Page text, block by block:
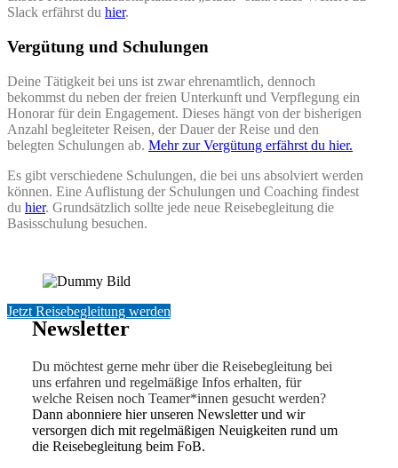
Slack erfährst du hier.
Vergütung und Schulungen
Deine Tätigkeit bei uns ist zwar ehrenamtlich, dennoch
bekommst du neben der freien Unterkunft und Verpflegung ein
Honorar für dein Engagement. Dieses hängt von der bisherigen
Anzahl begleiteter Reisen, der Dauer der Reise und den
belegten Schulungen ab. Mehr zur Vergütung erfährst du hier.
Es gibt verschiedene Schulungen, die bei uns absolviert werden
können. Eine Auflistung der Schulungen und Coaching findest
du hier. Grundsätzlich sollte jede neue Reisebegleitung die
Basisschulung besuchen.
Jetzt Reisebegleitung werden
Newsletter
Du möchtest gerne mehr über die Reisebegleitung bei
uns erfahren und regelmäßige Infos erhalten, für
welche Reisen noch Teamer*innen gesucht werden?
Dann abonniere hier unseren Newsletter und wir
versorgen dich mit regelmäßigen Neuigkeiten rund um
die Reisebegleitung beim FoB.